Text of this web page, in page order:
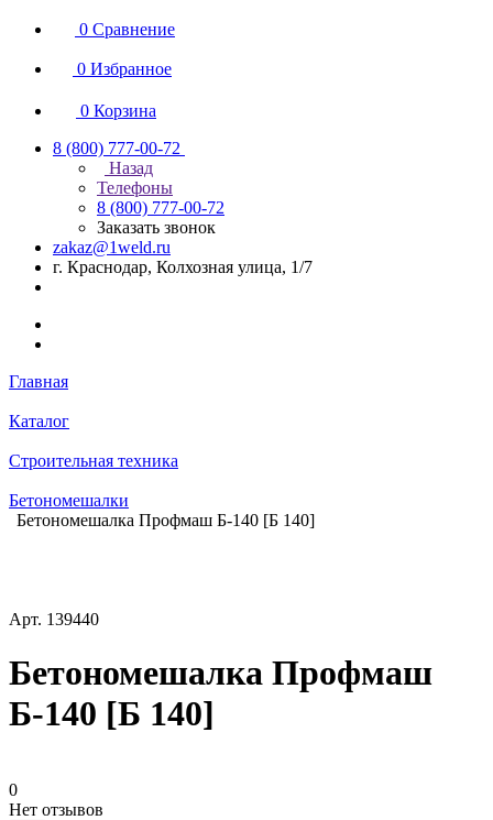
0 Сравнение
0 Избранное
0 Корзина
8 (800) 777-00-72
Назад
Телефоны
8 (800) 777-00-72
Заказать звонок
zakaz@1weld.ru
г. Краснодар, Колхозная улица, 1/7
Главная
Каталог
Строительная техника
Бетономешалки
Бетономешалка Профмаш Б-140 [Б 140]
Арт. 139440
Бетономешалка Профмаш
Б-140 [Б 140]
0
Нет отзывов